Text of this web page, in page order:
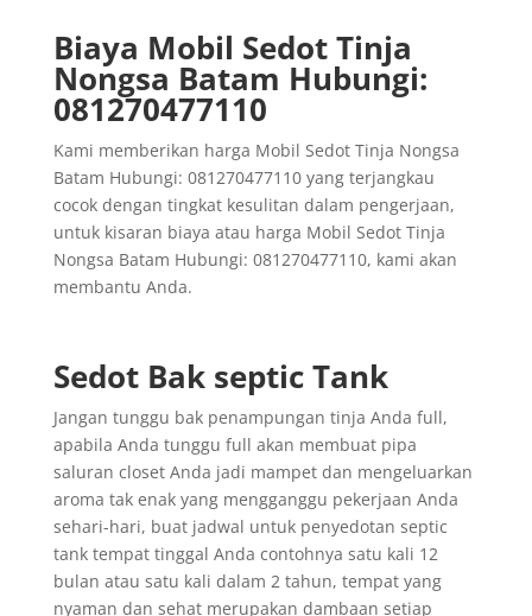
Biaya Mobil Sedot Tinja
Nongsa Batam Hubungi:
081270477110
Kami memberikan harga Mobil Sedot Tinja Nongsa
Batam Hubungi: 081270477110 yang terjangkau
cocok dengan tingkat kesulitan dalam pengerjaan,
untuk kisaran biaya atau harga Mobil Sedot Tinja
Nongsa Batam Hubungi: 081270477110, kami akan
membantu Anda.
Sedot Bak septic Tank
Jangan tunggu bak penampungan tinja Anda full,
apabila Anda tunggu full akan membuat pipa
saluran closet Anda jadi mampet dan mengeluarkan
aroma tak enak yang mengganggu pekerjaan Anda
sehari-hari, buat jadwal untuk penyedotan septic
tank tempat tinggal Anda contohnya satu kali 12
bulan atau satu kali dalam 2 tahun, tempat yang
nyaman dan sehat merupakan dambaan setiap